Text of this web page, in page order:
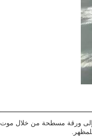
إلى ورقة مسطحة من خلال موت